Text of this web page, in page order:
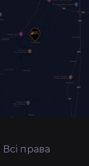
Всі права